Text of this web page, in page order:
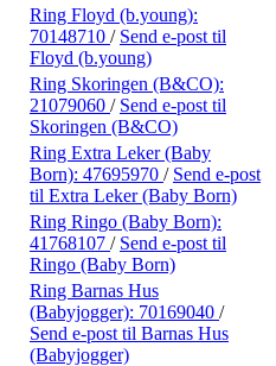
Ring Floyd (b.young):
70148710 / Send e-post til
Floyd (b.young)
Ring Skoringen (B&CO):
21079060 / Send e-post til
Skoringen (B&CO)
Ring Extra Leker (Baby
Born): 47695970 / Send e-post
til Extra Leker (Baby Born)
Ring Ringo (Baby Born):
41768107 / Send e-post til
Ringo (Baby Born)
Ring Barnas Hus
(Babyjogger): 70169040 /
Send e-post til Barnas Hus
(Babyjogger)